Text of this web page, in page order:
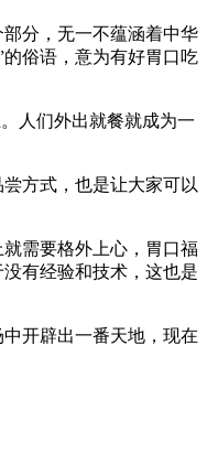
分，无一不蕴涵着中华
俗语，意为有好胃口吃
人们外出就餐就成为一
方式，也是让大家可以
需要格外上心，胃口福
有经验和技术，这也是
开辟出一番天地，现在